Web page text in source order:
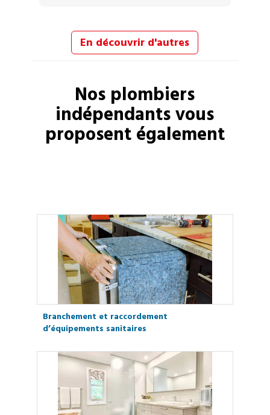
En découvrir d'autres
Nos plombiers
indépendants vous
proposent également
Branchement et raccordement
d’équipements sanitaires